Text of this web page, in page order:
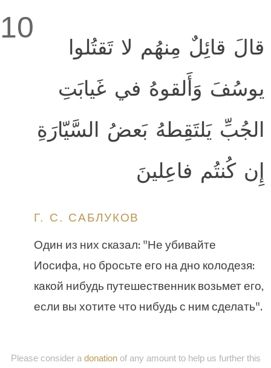
10
قالَ قائِلٌ مِنهُم لا تَقتُلوا
يوسُفَ وَأَلقوهُ في غَيابَتِ
الجُبِّ يَلتَقِطهُ بَعضُ السَّيّارَةِ
إِن كُنتُم فاعِلينَ
Г. С. САБЛУКОВ
Один из них сказал: "Не убивайте
Иосифа, но бросьте его на дно колодезя:
какой нибудь путешественник возьмет его,
если вы хотите что нибудь с ним сделать".
Please consider a donationof any amount to help us further this